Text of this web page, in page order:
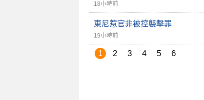
18小時前
東尼惹官非被控襲擊罪
19小時前
1 2 3 4 5 6